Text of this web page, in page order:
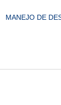
MANEJO DE